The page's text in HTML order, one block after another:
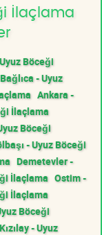
İlaçlama
Böceği
Bağlıca - Uyuz
Ankara -
İlaçlama
Böceği
- Uyuz Böceği
Demetevler -
İlaçlama Ostim -
İlaçlama
Böceği
Kızılay - Uyuz